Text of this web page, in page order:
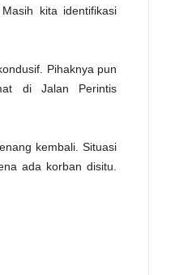
kita identifikasi
Pihaknya pun
di Jalan Perintis
kembali. Situasi
ada korban disitu.